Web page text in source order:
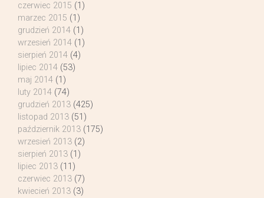
czerwiec 2015 (1)
marzec 2015 (1)
grudzień 2014 (1)
wrzesień 2014 (1)
sierpień 2014 (4)
lipiec 2014 (53)
maj 2014 (1)
luty 2014 (74)
grudzień 2013 (425)
listopad 2013 (51)
październik 2013 (175)
wrzesień 2013 (2)
sierpień 2013 (1)
lipiec 2013 (11)
czerwiec 2013 (7)
kwiecień 2013 (3)